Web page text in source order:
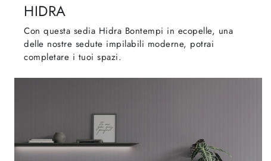
HIDRA
Con questa sedia Hidra Bontempi in ecopelle, una
delle nostre sedute impilabili moderne, potrai
completare i tuoi spazi.